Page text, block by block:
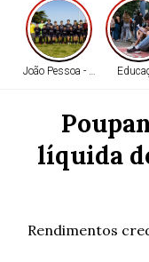
João Pessoa - PB
líquida
Rendimentos